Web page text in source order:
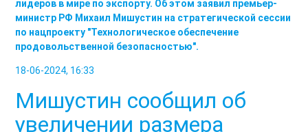
лидеров в мире по экспорту. Об этом заявил премьер-
министр РФ Михаил Мишустин на стратегической сессии
по нацпроекту "Технологическое обеспечение
продовольственной безопасностью".
18-06-2024, 16:33
Мишустин сообщил об
увеличении размера